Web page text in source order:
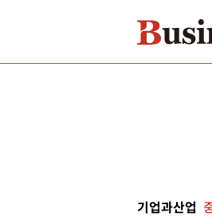
기업과산업